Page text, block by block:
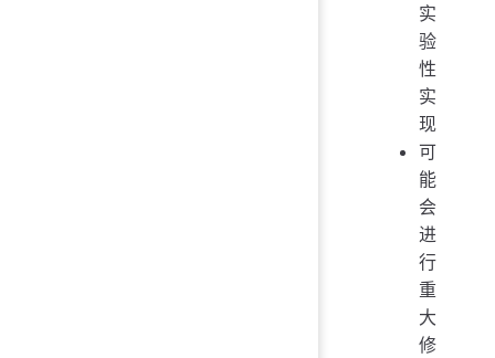
实
验
性
实
现
可
能
会
进
行
重
大
修